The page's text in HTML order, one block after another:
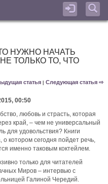
НУЖНО НАЧАТЬ
ТОЛЬКО ТО, ЧТО
статья| Следующая статья ⇨
00:50
любовь и страсть, которая
край, – чем не универсальный
для удовольствия? Книги
о котором сегодня пойдет речь,
именно таковым коктейлем.
только для читателей
Миров – интервью с
Галиной Чередий.